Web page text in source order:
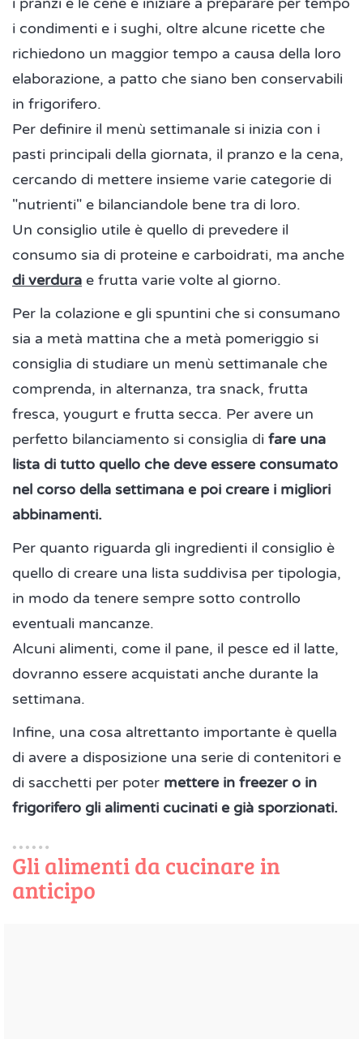
i condimenti e i sughi, oltre alcune ricette che
richiedono un maggior tempo a causa della loro
elaborazione, a patto che siano ben conservabili
in frigorifero.
Per definire il menù settimanale si inizia con i
pasti principali della giornata, il pranzo e la cena,
cercando di mettere insieme varie categorie di
"nutrienti" e bilanciandole bene tra di loro.
Un consiglio utile è quello di prevedere il
consumo sia di proteine e carboidrati, ma anche
di verdura e frutta varie volte al giorno.
Per la colazione e gli spuntini che si consumano
sia a metà mattina che a metà pomeriggio si
consiglia di studiare un menù settimanale che
comprenda, in alternanza, tra snack, frutta
fresca, yougurt e frutta secca. Per avere un
perfetto bilanciamento si consiglia di fare una
lista di tutto quello che deve essere consumato
nel corso della settimana e poi creare i migliori
abbinamenti.
Per quanto riguarda gli ingredienti il consiglio è
quello di creare una lista suddivisa per tipologia,
in modo da tenere sempre sotto controllo
eventuali mancanze.
Alcuni alimenti, come il pane, il pesce ed il latte,
dovranno essere acquistati anche durante la
settimana.
Infine, una cosa altrettanto importante è quella
di avere a disposizione una serie di contenitori e
di sacchetti per poter mettere in freezer o in
frigorifero gli alimenti cucinati e già sporzionati.
Gli alimenti da cucinare in
anticipo